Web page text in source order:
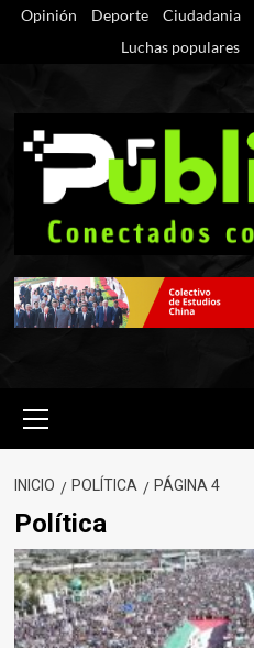
SaltarOpinión Deporte Ciudadania
Luchas populares
primario
INICIO POLÍTICA PÁGINA 4
Política